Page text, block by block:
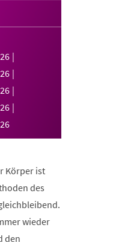
26
26
26
26
26
Körper ist
des
wieder
den